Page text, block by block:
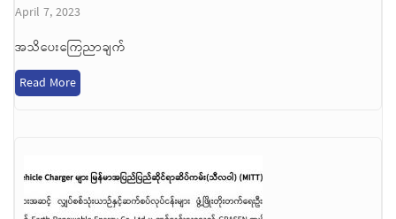
April 7, 2023
အသိပေးကြေညာချက်
Read More